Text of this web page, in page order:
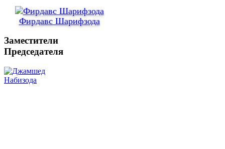
Фирдавс Шарифзода
Заместители
Председателя